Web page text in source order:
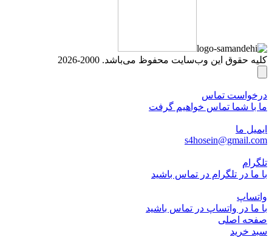
کلیه حقوق این وب‌سایت محفوظ می‌باشد. 2000-2026
درخواست تماس
ما با شما تماس خواهیم گرفت
ایمیل ما
s4hosein@gmail.com
تلگرام
با ما در تلگرام در تماس باشید
واتساپ
با ما در واتساپ در تماس باشید
صفحه اصلی
سبد خرید